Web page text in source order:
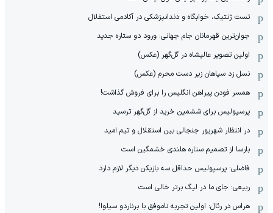
تست ژنتیک، خوابگاه و دندانپزشکی در آکادمی استقلال
جوان‌ترین قهرمانان جام جهانی: ورود دو ستاره جدید
اولین تصویر عالیشاه در گل‌گهر (عکس)
نسل زد سپاهان زیر دست محرم (عکس)
همسر فودن پیراهن انگلیس را برای فروش گذاشت!
پرسپولیس برای ششمین خرید از گل‌گهر ترسید
در انتظار شهریور جنجالی بین استقلال و تیم امید
بارسا از تصمیم ستاره هلندی خشمگین است
فاضلی: پرسپولیس حداقل سه بازیکن دیگر لازم دارد
ربیعی: جای ما در لیگ برتر خالی است
هراس در رئال: اولین تجربه ناموفق با برناردو سیلوا!